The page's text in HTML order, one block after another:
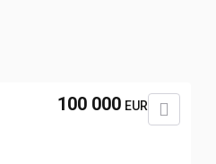
100 000 EUR